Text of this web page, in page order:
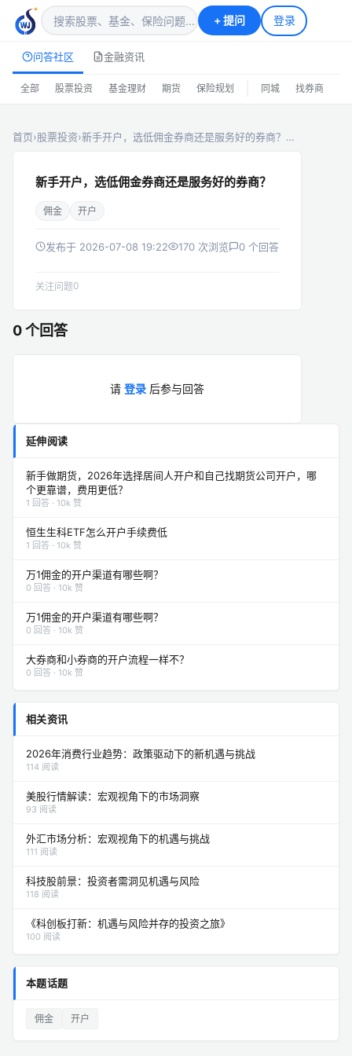
+提问 登录
问答社区 金融资讯
全部 股票投资 基金理财 期货 保险规划 同城 找券商
首页›股票投资›新手开户，选低佣金券商还是服务好的券商？…
新手开户，选低佣金券商还是服务好的券商？
佣金 开户
发布于 2026-07-08 19:22 170 次浏览 0 个回答
关注问题0
0 个回答
请 登录 后参与回答
延伸阅读
新手做期货，2026年选择居间人开户和自己找期货公司开户，哪
个更靠谱，费用更低？
1 回答 · 10k 赞
恒生生科ETF怎么开户手续费低
1 回答 · 10k 赞
万1佣金的开户渠道有哪些啊？
0 回答 · 10k 赞
万1佣金的开户渠道有哪些啊？
0 回答 · 10k 赞
大券商和小券商的开户流程一样不？
0 回答 · 10k 赞
相关资讯
2026年消费行业趋势：政策驱动下的新机遇与挑战
114 阅读
美股行情解读：宏观视角下的市场洞察
93 阅读
外汇市场分析：宏观视角下的机遇与挑战
111 阅读
科技股前景：投资者需洞见机遇与风险
118 阅读
《科创板打新：机遇与风险并存的投资之旅》
100 阅读
本题话题
佣金 开户